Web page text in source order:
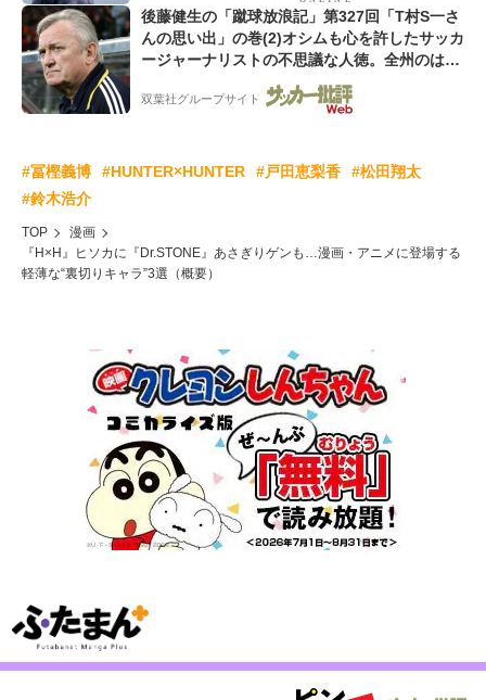
後藤健生の「蹴球放浪記」第327回「T村S一さ
んの思い出」の巻(2)オシムも心を許したサッカ
ージャーナリストの不思議な人徳。全州のはず
が原州へ? 愛すべき男の“大迷子”伝説
双葉社グループサイト
#冨樫義博 #HUNTER×HUNTER #戸田恵梨香
#松田翔太
#鈴木浩介
TOP
漫画
『H×H』ヒソカに『Dr.STONE』あさぎりゲンも…漫画・アニメに登場する
軽薄な“裏切りキャラ”3選（概要）